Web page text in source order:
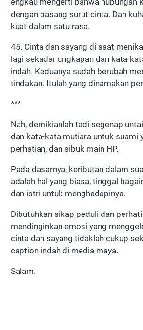
engkau mengerti bahwa hubungan
dengan pasang surut cinta. Dan
kuat dalam satu rasa.
45. Cinta dan sayang di saat
lagi sekadar ungkapan dan kata-
indah. Keduanya sudah berubah
tindakan. Itulah yang dinamakan
***
Nah, demikianlah tadi segenap
dan kata-kata mutiara untuk suami
perhatian, dan sibuk main HP.
Pada dasarnya, keributan dalam
adalah hal yang biasa, tinggal
dan istri untuk menghadapinya.
Dibutuhkan sikap peduli dan
mendinginkan emosi yang
cinta dan sayang tidaklah cukup
caption indah di media maya.
Salam.